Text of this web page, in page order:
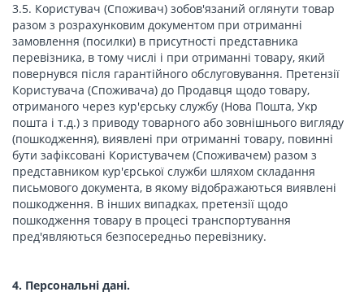
3.5. Користувач (Споживач) зобов'язаний оглянути товар
разом з розрахунковим документом при отриманні
замовлення (посилки) в присутності представника
перевізника, в тому числі і при отриманні товару, який
повернувся після гарантійного обслуговування. Претензії
Користувача (Споживача) до Продавця щодо товару,
отриманого через кур'єрську службу (Нова Пошта, Укр
пошта і т.д.) з приводу товарного або зовнішнього вигляду
(пошкодження), виявлені при отриманні товару, повинні
бути зафіксовані Користувачем (Споживачем) разом з
представником кур'єрської служби шляхом складання
письмового документа, в якому відображаються виявлені
пошкодження. В інших випадках, претензії щодо
пошкодження товару в процесі транспортування
пред'являються безпосередньо перевізнику.
4. Персональні дані.